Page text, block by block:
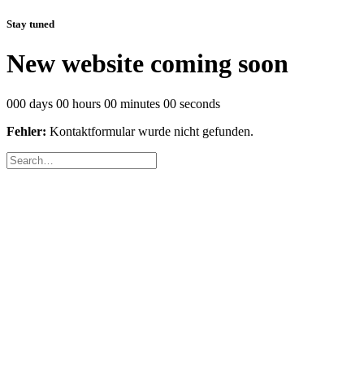
Stay tuned
New website coming soon
000 days 00 hours 00 minutes 00 seconds
Fehler: Kontaktformular wurde nicht gefunden.